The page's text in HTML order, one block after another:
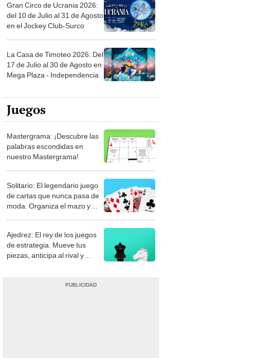
Gran Circo de Ucrania 2026:
del 10 de Julio al 31 de Agosto
en el Jockey Club-Surco
La Casa de Timoteo 2026: Del
17 de Julio al 30 de Agosto en
Mega Plaza - Independencia
Juegos
Mastergrama: ¡Descubre las
palabras escondidas en
nuestro Mastergrama!
Solitario: El legendario juego
de cartas que nunca pasa de
moda. Organiza el mazo y
Ajedrez: El rey de los juegos
de estrategia. Mueve tus
piezas, anticipa al rival y